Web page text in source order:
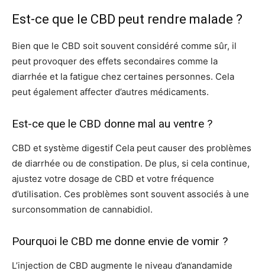
Est-ce que le CBD peut rendre malade ?
Bien que le CBD soit souvent considéré comme sûr, il
peut provoquer des effets secondaires comme la
diarrhée et la fatigue chez certaines personnes. Cela
peut également affecter d’autres médicaments.
Est-ce que le CBD donne mal au ventre ?
CBD et système digestif Cela peut causer des problèmes
de diarrhée ou de constipation. De plus, si cela continue,
ajustez votre dosage de CBD et votre fréquence
d’utilisation. Ces problèmes sont souvent associés à une
surconsommation de cannabidiol.
Pourquoi le CBD me donne envie de vomir ?
L’injection de CBD augmente le niveau d’anandamide